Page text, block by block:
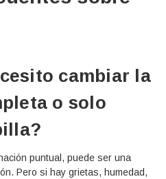
cambiar la
o solo
puntual, puede ser una
Pero si hay grietas, humedad,